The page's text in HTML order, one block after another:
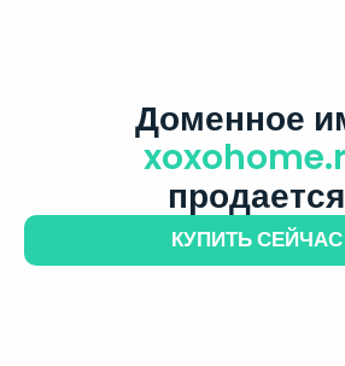
Доменное
продается
КУПИТЬ СЕЙЧАС